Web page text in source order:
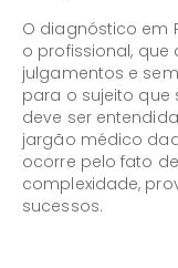
O diagnóstico em
o profissional, que
julgamentos e
para o sujeito que
deve ser
jargão médico
ocorre pelo fato
complexidade,
sucessos.